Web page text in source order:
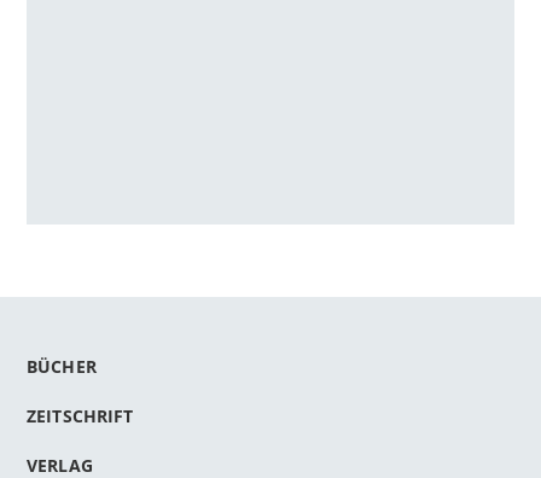
BÜCHER
ZEITSCHRIFT
VERLAG